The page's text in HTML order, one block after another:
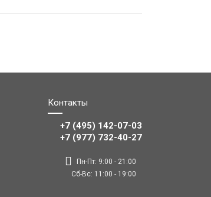
Контакты
+7 (495) 142-07-03
‎‎+7 (977) 732-40-27
Пн-Пт: 9:00 - 21:00
Сб-Вс: 11:00 - 19:00